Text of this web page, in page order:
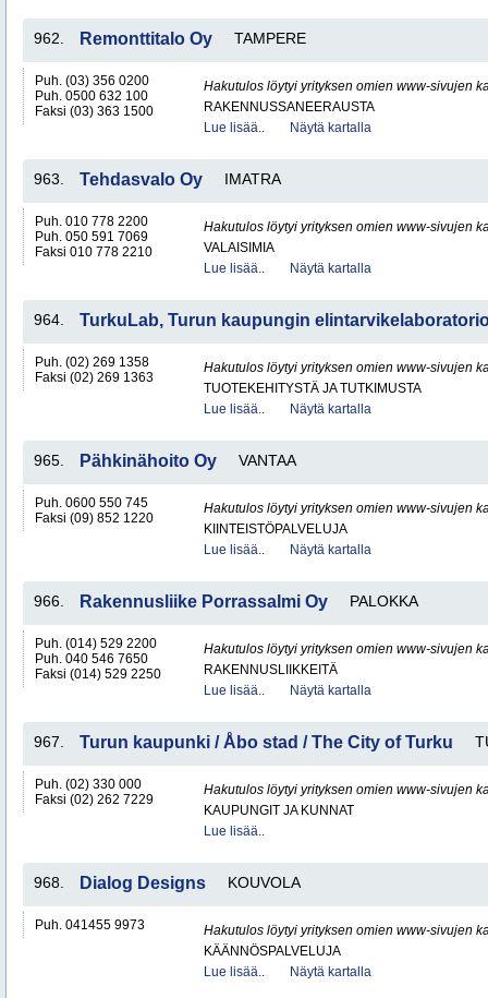
962. Remonttitalo Oy TAMPERE
Puh. (03) 356 0200
Puh. 0500 632 100
Faksi (03) 363 1500
Hakutulos löytyi yrityksen omien www-sivujen
RAKENNUSSANEERAUSTA
Lue lisää..
Näytä kartalla
963. Tehdasvalo Oy IMATRA
Puh. 010 778 2200
Puh. 050 591 7069
Faksi 010 778 2210
Hakutulos löytyi yrityksen omien www-sivujen
VALAISIMIA
Lue lisää..
Näytä kartalla
964. TurkuLab, Turun kaupungin
Puh. (02) 269 1358
Faksi (02) 269 1363
Hakutulos löytyi yrityksen omien www-sivujen
TUOTEKEHITYSTÄ JA TUTKIMUSTA
Lue lisää..
Näytä kartalla
965. Pähkinähoito Oy VANTAA
Puh. 0600 550 745
Faksi (09) 852 1220
Hakutulos löytyi yrityksen omien www-sivujen
KIINTEISTÖPALVELUJA
Lue lisää..
Näytä kartalla
966. Rakennusliike Porrassalmi Oy PALOKKA
Puh. (014) 529 2200
Puh. 040 546 7650
Faksi (014) 529 2250
Hakutulos löytyi yrityksen omien www-sivujen
RAKENNUSLIIKKEITÄ
Lue lisää..
Näytä kartalla
967. Turun kaupunki / Åbo stad / The City of Turku
Puh. (02) 330 000
Faksi (02) 262 7229
Hakutulos löytyi yrityksen omien www-sivujen
KAUPUNGIT JA KUNNAT
Lue lisää..
968. Dialog Designs KOUVOLA
Puh. 041455 9973
Hakutulos löytyi yrityksen omien www-sivujen
KÄÄNNÖSPALVELUJA
Lue lisää..
Näytä kartalla